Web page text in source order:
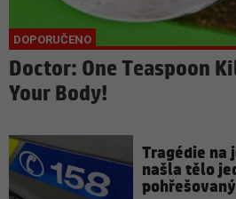
Doctor: One Teaspoon
Your Body!
Tragédie na
našla tělo